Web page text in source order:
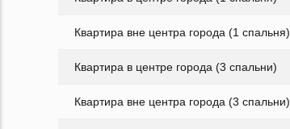
Квартира вне центра города (1 спальня)
Квартира в центре города (3 спальни)
Квартира вне центра города (3 спальни)